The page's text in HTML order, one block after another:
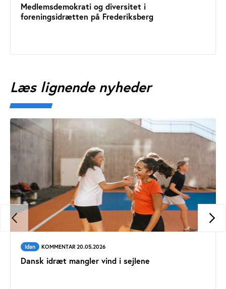
Medlemsdemokrati og diversitet i
foreningsidrætten på Frederiksberg
Læs lignende nyheder
Idan KOMMENTAR 20.05.2026
Dansk idræt mangler vind i sejlene